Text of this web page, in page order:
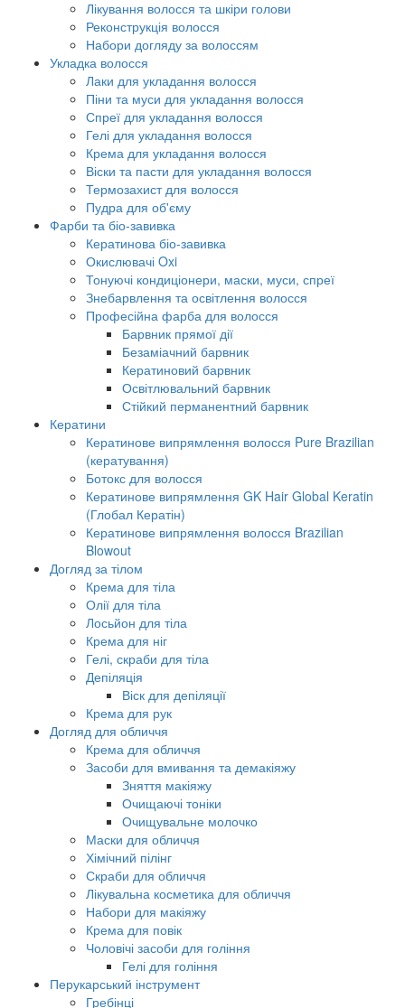
Лікування волосся та шкіри голови
Реконструкція волосся
Набори догляду за волоссям
Укладка волосся
Лаки для укладання волосся
Піни та муси для укладання волосся
Спреї для укладання волосся
Гелі для укладання волосся
Крема для укладання волосся
Віски та пасти для укладання волосся
Термозахист для волосся
Пудра для об'єму
Фарби та біо-завивка
Кератинова біо-завивка
Окислювачі Oxi
Тонуючі кондиціонери, маски, муси, спреї
Знебарвлення та освітлення волосся
Професійна фарба для волосся
Барвник прямої дії
Безаміачний барвник
Кератиновий барвник
Освітлювальний барвник
Стійкий перманентний барвник
Кератини
Кератинове випрямлення волосся Pure Brazilian
(кератування)
Ботокс для волосся
Кератинове випрямлення GK Hair Global Keratin
(Глобал Кератін)
Кератинове випрямлення волосся Brazilian
Blowout
Догляд за тілом
Крема для тіла
Олії для тіла
Лосьйон для тіла
Крема для ніг
Гелі, скраби для тіла
Депіляція
Віск для депіляції
Крема для рук
Догляд для обличчя
Крема для обличчя
Засоби для вмивання та демакіяжу
Зняття макіяжу
Очищаючі тоніки
Очищувальне молочко
Маски для обличчя
Хімічний пілінг
Скраби для обличчя
Лікувальна косметика для обличчя
Набори для макіяжу
Крема для повік
Чоловічі засоби для гоління
Гелі для гоління
Перукарський інструмент
Гребінці